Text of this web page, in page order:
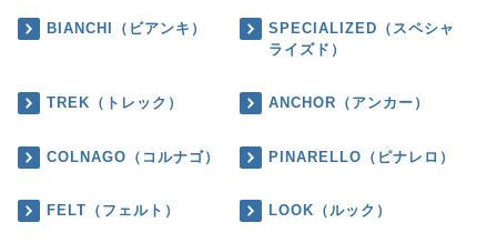
BIANCHI（ビアンキ）
SPECIALIZED（スペシャ
ライズド）
TREK（トレック） ANCHOR（アンカー）
COLNAGO（コルナゴ） PINARELLO（ピナレロ）
FELT（フェルト） LOOK（ルック）